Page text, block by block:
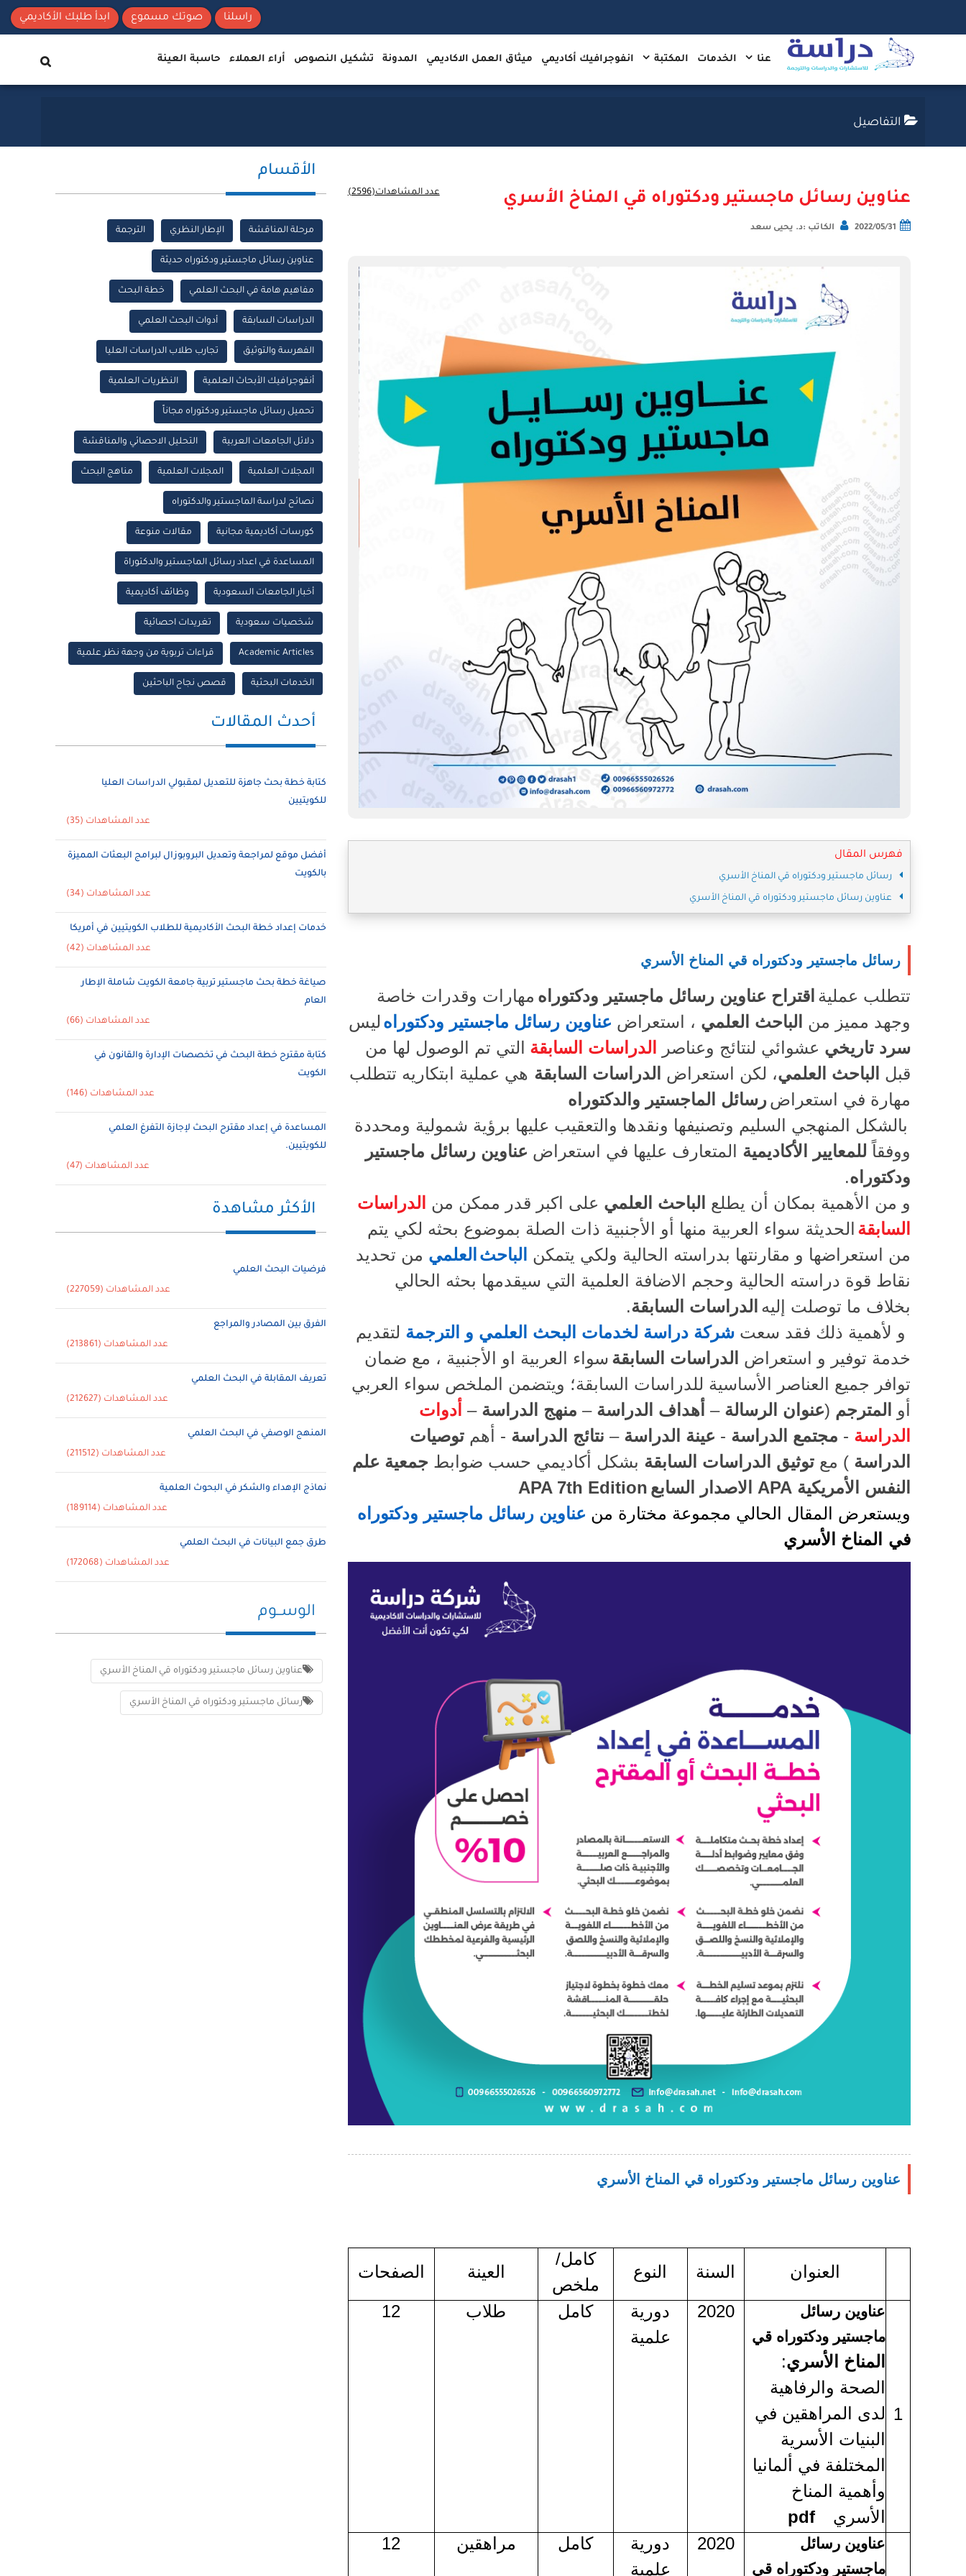
ابدأ طلبك الأكاديمي صوتك مسموع راسلنا
عنا الخدمات المكتبة انفوجرافيك أكاديمي ميثاق العمل الاكاديمي المدونة تشكيل النصوص أراء العملاء حاسبة العينة
التفاصيل
عناوين رسائل ماجستير ودكتوراه قي المناخ الأسري
2022/05/31 الكاتب :د. يحيى سعد
عدد المشاهدات(2596)
فهرس المقال
رسائل ماجستير ودكتوراه قي المناخ الأسري
عناوين رسائل ماجستير ودكتوراه قي المناخ الأسري
رسائل ماجستير ودكتوراه قي المناخ الأسري
تتطلب عملية اقتراح عناوين رسائل ماجستير ودكتوراه مهارات وقدرات خاصة
وجهد مميز من الباحث العلمي ، استعراض عناوين رسائل ماجستير ودكتوراه ليس
سرد تاريخي عشوائي لنتائج وعناصر الدراسات السابقة التي تم الوصول لها من
قبل الباحث العلمي، لكن استعراض الدراسات السابقة هي عملية ابتكاريه تتطلب
مهارة في استعراضرسائل الماجستير والدكتوراه
بالشكل المنهجي السليم وتصنيفها ونقدها والتعقيب عليها برؤية شمولية ومحددة
ووفقاً للمعايير الأكاديمية المتعارف عليها في استعراض عناوين رسائل ماجستير
ودكتوراه.
و من الأهمية بمكان أن يطلع الباحث العلمي على اكبر قدر ممكن من الدراسات
السابقة الحديثة سواء العربية منها أو الأجنبية ذات الصلة بموضوع بحثه لكي يتم
من استعراضها و مقارنتها بدراسته الحالية ولكي يتمكن الباحث العلمي من تحديد
نقاط قوة دراسته الحالية وحجم الاضافة العلمية التي سيقدمها بحثه الحالي
بخلاف ما توصلت إليه الدراسات السابقة.
و لأهمية ذلك فقد سعت شركة دراسة لخدمات البحث العلمي و الترجمة لتقديم
خدمة توفير و استعراض الدراسات السابقة سواء العربية او الأجنبية ، مع ضمان
توافر جميع العناصر الأساسية للدراسات السابقة؛ ويتضمن الملخص سواء العربي
أو
المترجم (عنوان الرسالة – أهداف الدراسة – منهج الدراسة – أدوات
الدراسة - مجتمع الدراسة - عينة الدراسة – نتائج الدراسة - أهم توصيات
الدراسة ) مع توثيق الدراسات السابقة بشكل أكاديمي حسب ضوابط جمعية علم
النفس الأمريكية APA الاصدار السابع APA 7th Edition
ويستعرض المقال الحالي مجموعة مختارة من عناوين رسائل ماجستير ودكتوراه
في
المناخ الأسري
عناوين رسائل ماجستير ودكتوراه قي المناخ الأسري
العنوان السنة النوع
كامل/
ملخص
العينة الصفحات
1
عناوين رسائل
ماجستير ودكتوراه قي
المناخ الأسري:
الصحة والرفاهية
لدى المراهقين في
البنيات الأسرية
المختلفة في ألمانيا
وأهمية المناخ
الأسري
pdf
2020
دورية
علمية
كامل طلاب 12
عناوين رسائل
ماجستير ودكتوراه قي
2020
دورية
علمية
كامل مراهقين 12
الأقسام
مرحلة المناقشة الإطار النظري الترجمة
عناوين رسائل ماجستير ودكتوراه حديثة
مفاهيم هامة في البحث العلمي خطة البحث
الدراسات السابقة أدوات البحث العلمي
الفهرسة والتوثيق تجارب طلاب الدراسات العليا
أنفوجرافيك الأبحاث العلمية النظريات العلمية
تحميل رسائل ماجستير ودكتوراه مجاناً
دلائل الجامعات العربية التحليل الاحصائي والمناقشة
المجلات العلمية المجلات العلمية مناهج البحث
نصائح لدراسة الماجستير والدكتوراه
كورسات أكاديمية مجانية مقالات منوعة
المساعدة في اعداد رسائل الماجستير والدكتوراة
أخبار الجامعات السعودية وظائف أكاديمية
شخصيات سعودية تغريدات احصائية
Academic Articles قراءات تربوية من وجهة نظر علمية
الخدمات البحثية قصص نجاح الباحثين
أحدث المقالات
كتابة خطة بحث جاهزة للتعديل لمقبولي الدراسات العليا
للكويتيين
عدد المشاهدات (35)
أفضل موقع لمراجعة وتعديل البروبوزال لبرامج البعثات المميزة
بالكويت
عدد المشاهدات (34)
خدمات إعداد خطة البحث الأكاديمية للطلاب الكويتيين في أمريكا
عدد المشاهدات (42)
صياغة خطة بحث ماجستير تربية جامعة الكويت شاملة الإطار
العام
عدد المشاهدات (66)
كتابة مقترح خطة البحث في تخصصات الإدارة والقانون في
الكويت
عدد المشاهدات (146)
المساعدة في إعداد مقترح البحث لإجازة التفرغ العلمي
للكويتيين.
عدد المشاهدات (47)
الأكثر مشاهدة
فرضيات البحث العلمي
عدد المشاهدات (227059)
الفرق بين المصادر والمراجع
عدد المشاهدات (213861)
تعريف المقابلة في البحث العلمي
عدد المشاهدات (212627)
المنهج الوصفي في البحث العلمي
عدد المشاهدات (211512)
نماذج الإهداء والشكر في البحوث العلمية
عدد المشاهدات (189114)
طرق جمع البيانات في البحث العلمي
عدد المشاهدات (172068)
الوســوم
عناوين رسائل ماجستير ودكتوراه قي المناخ الأسري
رسائل ماجستير ودكتوراه قي المناخ الأسري